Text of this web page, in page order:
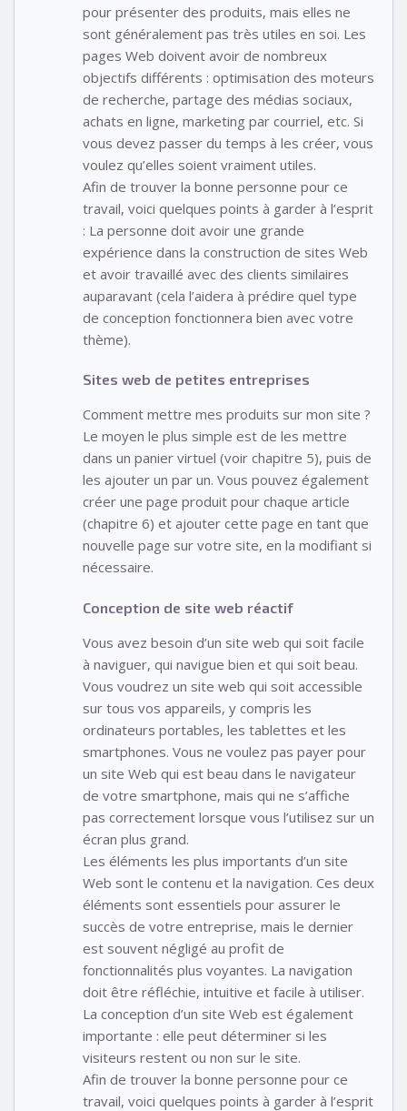
pour présenter des produits, mais elles ne
sont généralement pas très utiles en soi. Les
pages Web doivent avoir de nombreux
objectifs différents : optimisation des moteurs
de recherche, partage des médias sociaux,
achats en ligne, marketing par courriel, etc. Si
vous devez passer du temps à les créer, vous
voulez qu’elles soient vraiment utiles.
Afin de trouver la bonne personne pour ce
travail, voici quelques points à garder à l’esprit
: La personne doit avoir une grande
expérience dans la construction de sites Web
et avoir travaillé avec des clients similaires
auparavant (cela l’aidera à prédire quel type
de conception fonctionnera bien avec votre
thème).
Sites web de petites entreprises
Comment mettre mes produits sur mon site ?
Le moyen le plus simple est de les mettre
dans un panier virtuel (voir chapitre 5), puis de
les ajouter un par un. Vous pouvez également
créer une page produit pour chaque article
(chapitre 6) et ajouter cette page en tant que
nouvelle page sur votre site, en la modifiant si
nécessaire.
Conception de site web réactif
Vous avez besoin d’un site web qui soit facile
à naviguer, qui navigue bien et qui soit beau.
Vous voudrez un site web qui soit accessible
sur tous vos appareils, y compris les
ordinateurs portables, les tablettes et les
smartphones. Vous ne voulez pas payer pour
un site Web qui est beau dans le navigateur
de votre smartphone, mais qui ne s’affiche
pas correctement lorsque vous l’utilisez sur un
écran plus grand.
Les éléments les plus importants d’un site
Web sont le contenu et la navigation. Ces deux
éléments sont essentiels pour assurer le
succès de votre entreprise, mais le dernier
est souvent négligé au profit de
fonctionnalités plus voyantes. La navigation
doit être réfléchie, intuitive et facile à utiliser.
La conception d’un site Web est également
importante : elle peut déterminer si les
visiteurs restent ou non sur le site.
Afin de trouver la bonne personne pour ce
travail, voici quelques points à garder à l’esprit